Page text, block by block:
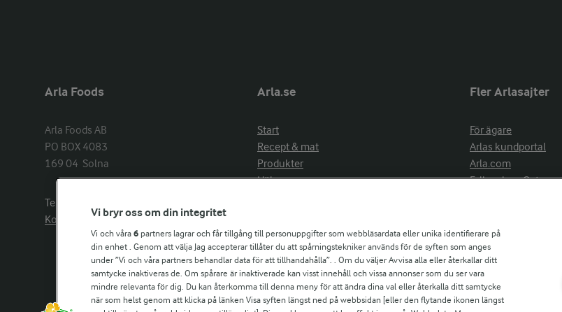
Arla Foods
Arla Foods AB
PO BOX 4083
169 04  Solna
Telefon:
Kontakta oss
Arla.se
Start
Recept & mat
Produkter
Hälsa
Aktuellt
Om Arla
Nyheter & press
Jobb & karriär
Kontakta oss
Fler Arlasajter
För ägare
Arlas kundportal
Arla.com
Falbygdens Ost
Vi bryr oss om din integritet
Vi och våra 6 partners lagrar och får tillgång till personuppgifter som webbläsardata eller unika identifierare på
din enhet . Genom att välja Jag accepterar tillåter du att spårningstekniker används för de syften som anges
under ”Vi och våra partners behandlar data för att tillhandahålla”. . Om du väljer Avvisa alla eller återkallar ditt
samtycke inaktiveras de. Om spårare är inaktiverade kan visst innehåll och vissa annonser som du ser vara
mindre relevanta för dig. Du kan återkomma till denna meny för att ändra dina val eller återkalla ditt samtycke
när som helst genom att klicka på länken Visa syften längst ned på webbsidan [eller den flytande ikonen längst